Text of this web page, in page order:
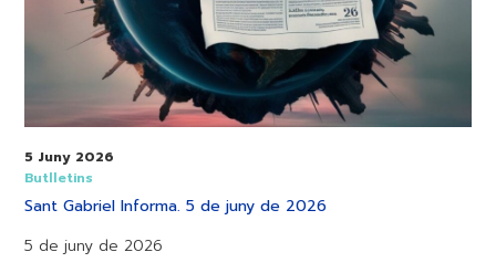
5 Juny 2026
Butlletins
Sant Gabriel Informa. 5 de juny de 2026
5 de juny de 2026